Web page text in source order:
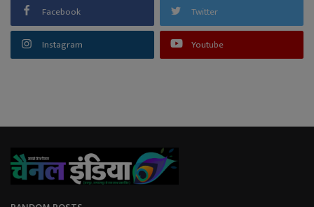
Facebook Twitter
Instagram Youtube